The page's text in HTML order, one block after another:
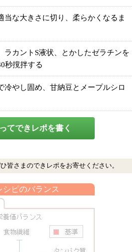
当な大きさに切り、柔らかくなるま
ラカントS液状、とかしたゼラチンを
秒撹拌する
冷やし固め、甘納豆とメープルシロ
てできレポを書く
皆さまのできレポをお寄せください。
シピのバランス